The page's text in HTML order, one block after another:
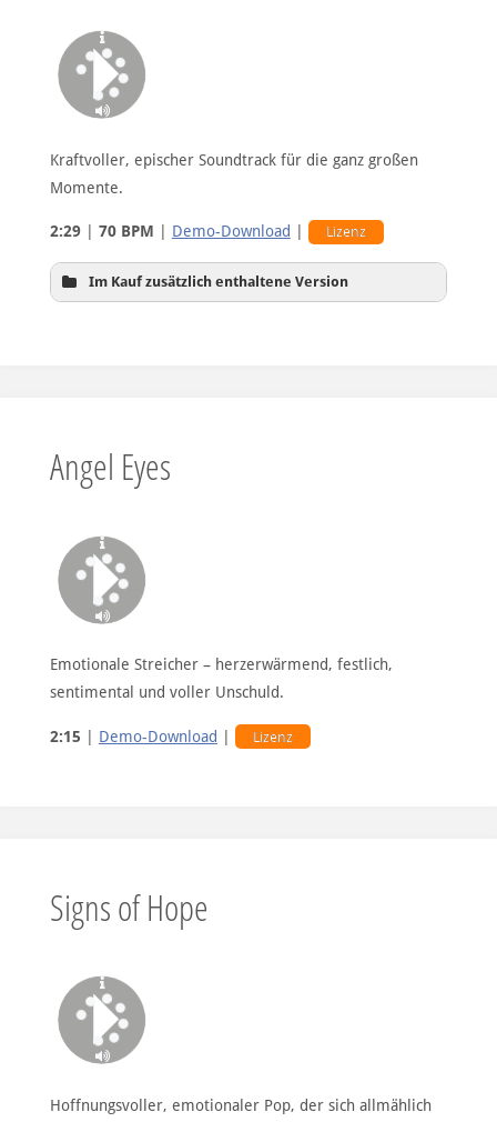
Kraftvoller, epischer Soundtrack für die ganz großen
Momente.
2:29| 70 BPM Demo-Download Lizenz
Im Kauf zusätzlich enthaltene Version
Angel Eyes
Emotionale Streicher – herzerwärmend, festlich,
sentimental und voller Unschuld.
2:15 | Demo-Download | Lizenz
Signs of Hope
Hoffnungsvoller, emotionaler Pop, der sich allmählich